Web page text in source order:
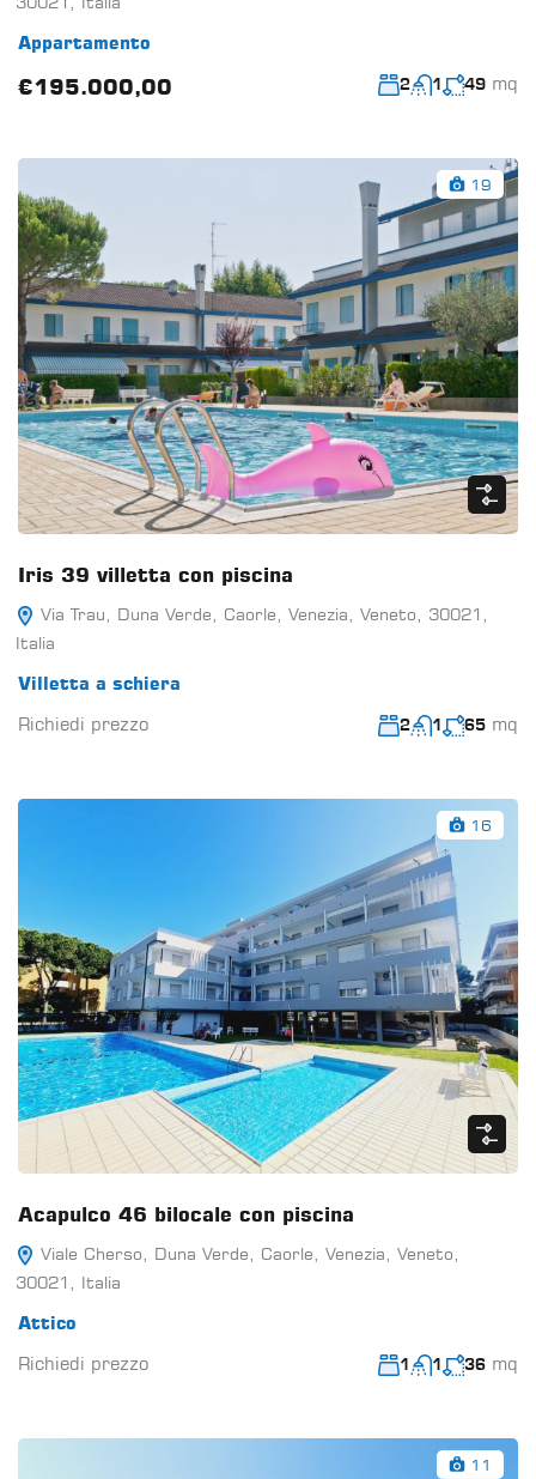
Appartamento
€195.000,00 2 1 49 mq
19
Iris 39 villetta con piscina
Via Trau, Duna Verde, Caorle, Venezia, Veneto, 30021,
Italia
Villetta a schiera
Richiedi prezzo
2 1 65 mq
16
Acapulco 46 bilocale con piscina
Viale Cherso, Duna Verde, Caorle, Venezia, Veneto,
30021, Italia
Attico
Richiedi prezzo
1 1 36 mq
11